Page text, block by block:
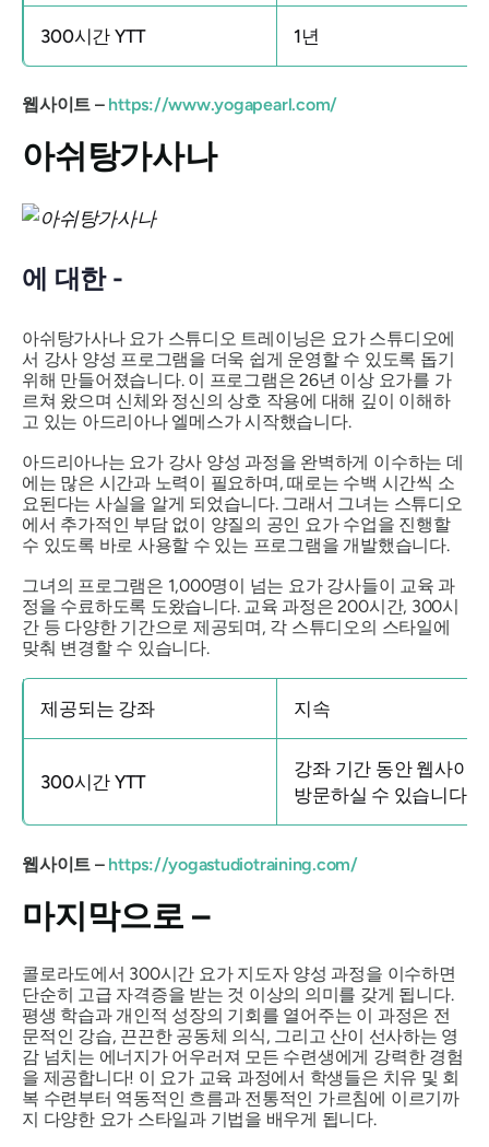
300시간 YTT 1년
웹사이트 – https://www.yogapearl.com/
아쉬탕가사나
에 대한 -
아쉬탕가사나 요가 스튜디오 트레이닝은 요가 스튜디오에
서 강사 양성 프로그램을 더욱 쉽게 운영할 수 있도록 돕기
위해 만들어졌습니다. 이 프로그램은 26년 이상 요가를 가
르쳐 왔으며 신체와 정신의 상호 작용에 대해 깊이 이해하
고 있는 아드리아나 엘메스가 시작했습니다.
아드리아나는 요가 강사 양성 과정을 완벽하게 이수하는 데
에는 많은 시간과 노력이 필요하며, 때로는 수백 시간씩 소
요된다는 사실을 알게 되었습니다. 그래서 그녀는 스튜디오
에서 추가적인 부담 없이 양질의 공인 요가 수업을 진행할
수 있도록 바로 사용할 수 있는 프로그램을 개발했습니다.
그녀의 프로그램은 1,000명이 넘는 요가 강사들이 교육 과
정을 수료하도록 도왔습니다. 교육 과정은 200시간, 300시
간 등 다양한 기간으로 제공되며, 각 스튜디오의 스타일에
맞춰 변경할 수 있습니다.
제공되는 강좌 지속
300시간 YTT
강좌 기간 동안 웹사이
방문하실 수 있습니다.
웹사이트 – https://yogastudiotraining.com/
마지막으로 –
콜로라도에서 300시간 요가 지도자 양성 과정을 이수하면
단순히 고급 자격증을 받는 것 이상의 의미를 갖게 됩니다.
평생 학습과 개인적 성장의 기회를 열어주는 이 과정은 전
문적인 강습, 끈끈한 공동체 의식, 그리고 산이 선사하는 영
감 넘치는 에너지가 어우러져 모든 수련생에게 강력한 경험
을 제공합니다! 이 요가 교육 과정에서 학생들은 치유 및 회
복 수련부터 역동적인 흐름과 전통적인 가르침에 이르기까
지 다양한 요가 스타일과 기법을 배우게 됩니다.